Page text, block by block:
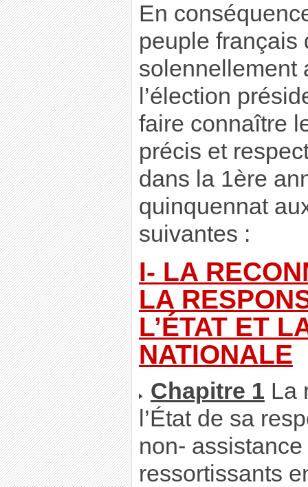
En
peuple français
solennellement
l’élection
faire connaître
précis et
dans la 1ère
quinquennat
suivantes :
I- LA
LA
L’ÉTAT ET
NATIONALE
Chapitre 1 La
l’État de sa
non-
ressortissants